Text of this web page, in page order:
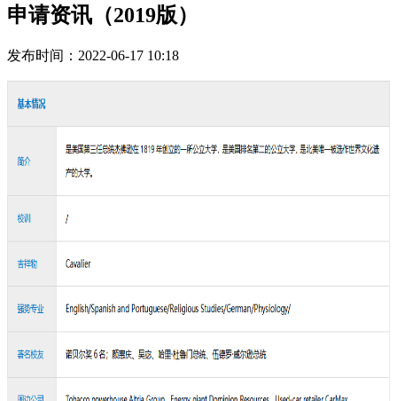
申请资讯（2019版）
发布时间：2022-06-17 10:18